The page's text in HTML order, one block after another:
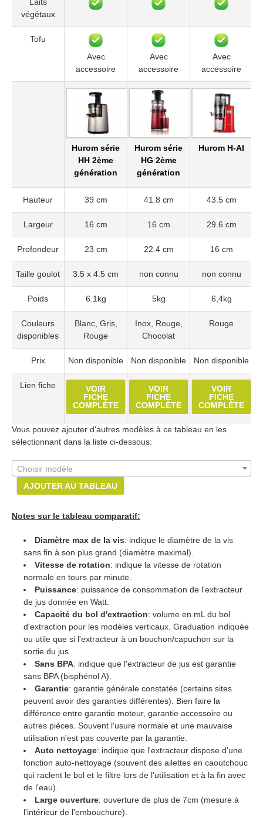
végétaux
Tofu
Avec
accessoire
Avec
accessoire
Avec
accessoire
Hurom série
HH 2ème
génération
Hurom série
HG 2ème
génération
Hurom H-AI
Hauteur 39 cm 41.8 cm 43.5 cm
Largeur 16 cm 16 cm 29.6 cm
Profondeur 23 cm 22.4 cm 16 cm
Taille goulot 3.5 x 4.5 cm non connu non connu
Poids 6.1kg 5kg 6,4kg
Couleurs
disponibles
Blanc, Gris,
Rouge
Inox, Rouge,
Chocolat
Rouge
Prix Non disponible Non disponible Non disponible
Lien fiche
VOIR
FICHE
COMPLÈTE
VOIR
FICHE
COMPLÈTE
VOIR
FICHE
COMPLÈTE
Vous pouvez ajouter d'autres modèles à ce tableau en les
sélectionnant dans la liste ci-dessous:
Choisir modèle
AJOUTER AU TABLEAU
Notes sur le tableau comparatif:
Diamètre max de la vis: indique le diamètre de la vis
sans fin à son plus grand (diamètre maximal).
Vitesse de rotation: indique la vitesse de rotation
normale en tours par minute.
Puissance: puissance de consommation de l'extracteur
de jus donnée en Watt.
Capacité du bol d'extraction: volume en mL du bol
d'extraction pour les modèles verticaux. Graduation indiquée
ou utile que si l'extracteur à un bouchon/capuchon sur la
sortie du jus.
Sans BPA: indique que l'extracteur de jus est garantie
sans BPA (bisphénol A).
Garantie: garantie générale constatée (certains sites
peuvent avoir des garanties différentes). Bien faire la
différence entre garantie moteur, garantie accessoire ou
autres pièces. Souvent l'usure normale et une mauvaise
utilisation n'est pas couverte par la garantie.
Auto nettoyage: indique que l'extracteur dispose d'une
fonction auto-nettoyage (souvent des ailettes en caoutchouc
qui raclent le bol et le filtre lors de l'utilisation et à la fin avec
de l'eau).
Large ouverture: ouverture de plus de 7cm (mesure à
l'intérieur de l'embouchure).